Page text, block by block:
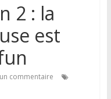
2 : la
est
commentaire